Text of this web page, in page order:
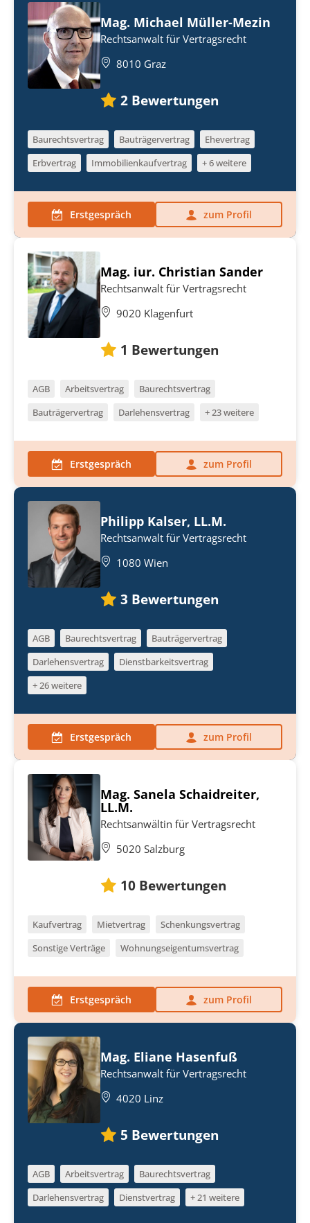
Mag. Michael Müller-Mezin
Rechtsanwalt für Vertragsrecht
8010 Graz
2 Bewertungen
Baurechtsvertrag Bauträgervertrag
Ehevertrag
Erbvertrag
Immobilienkaufvertrag + 6 weitere
Erstgespräch zum Profil
Mag. iur. Christian Sander
Rechtsanwalt für Vertragsrecht
9020 Klagenfurt
1 Bewertungen
AGB Arbeitsvertrag
Baurechtsvertrag
Bauträgervertrag
Darlehensvertrag + 23 weitere
Erstgespräch zum Profil
Philipp Kalser, LL.M.
Rechtsanwalt für Vertragsrecht
1080 Wien
3 Bewertungen
AGB Baurechtsvertrag
Bauträgervertrag
Darlehensvertrag
Dienstbarkeitsvertrag
+ 26 weitere
Erstgespräch zum Profil
Mag. Sanela Schaidreiter,
LL.M.
Rechtsanwältin für Vertragsrecht
5020 Salzburg
10 Bewertungen
Kaufvertrag Mietvertrag
Schenkungsvertrag
Sonstige Verträge
Wohnungseigentumsvertrag
Erstgespräch zum Profil
Mag. Eliane Hasenfuß
Rechtsanwalt für Vertragsrecht
4020 Linz
5 Bewertungen
AGB Arbeitsvertrag
Baurechtsvertrag
Darlehensvertrag
Dienstvertrag + 21 weitere